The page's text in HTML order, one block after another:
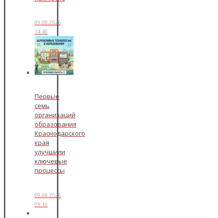
09.08.2026
14:40
Первые
семь
организаций
образования
Краснодарского
края
улучшили
ключевые
процессы
09.08.2026
09:10